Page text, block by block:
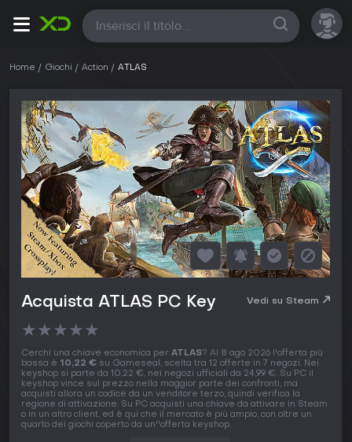
Tutte
Home Giochi Action ATLAS
Acquista ATLAS PC Key Vedi su Steam
★★★★★
Cerchi una chiave economica per ATLAS? Al 8 ago 2026 l'offerta più
bassa è 10,22 € su Gameseal, scelta tra 12 offerte in 7 negozi. Nei
keyshop si parte da 10,22 €, nei negozi ufficiali da 24,99 €. Su PC il
keyshop vince sul prezzo nella maggior parte dei confronti, ma
acquisti allora un codice da un venditore terzo, quindi verifica la
regione di attivazione. Su PC acquisti una chiave da attivare in Steam
o in un altro client, ed è qui che il mercato è più ampio, con oltre un
quarto dei giochi coperto da un''offerta keyshop.